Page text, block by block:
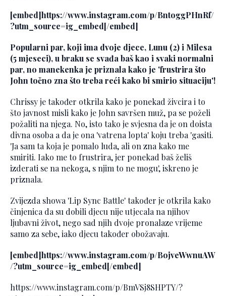
[embed]https://www.instagram.com/p/BntoggPHnRf/
?utm_source=ig_embed[/embed]
Popularni par, koji ima dvoje djece, Lunu (2) i Milesa
(5 mjeseci), u braku se svađa baš kao i svaki normalni
par, no manekenka je priznala kako je 'frustrira što
John točno zna što treba reći kako bi smirio situaciju'!
Chrissy je također otkrila kako je ponekad živcira i to
što javnost misli kako je John savršen muž, pa se poželi
požaliti na njega. No, isto tako je svjesna da je on doista
divna osoba a da je ona 'vatrena lopta' koju treba 'gasiti.
'Ja sam ta koja je pomalo luda, ali on zna kako me
smiriti. Iako me to frustrira, jer ponekad baš želiš
izderati se na nekoga, s njim to ne mogu', iskreno je
priznala.
Zvijezda showa 'Lip Sync Battle' također je otkrila kako
činjenica da su dobili djecu nije utjecala na njihov
ljubavni život, nego sad njih dvoje pronalaze vrijeme
samo za sebe, iako djecu također obožavaju.
[embed]https://www.instagram.com/p/BojveWwnuAW
/?utm_source=ig_embed[/embed]
https://www.instagram.com/p/BmVSj8SHPTY/?